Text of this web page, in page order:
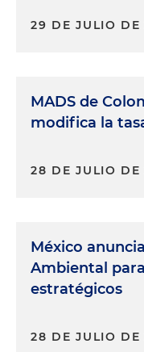
29 DE JULIO DE
MADS de
modifica la
28 DE JULIO DE
México
Ambiental
estratégicos
28 DE JULIO DE